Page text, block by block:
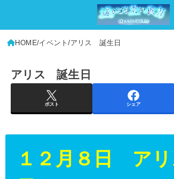
HOME イベント アリス 誕生日
アリス 誕生日
ポスト シェア
１２月８日 ア